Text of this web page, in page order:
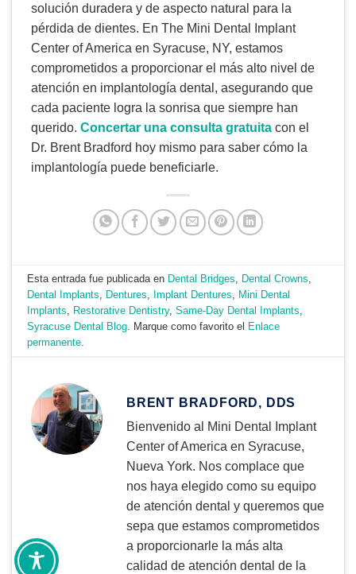
solución duradera y de aspecto natural para la
pérdida de dientes. En The Mini Dental Implant
Center of America en Syracuse, NY, estamos
comprometidos a proporcionar el más alto nivel de
atención en implantología dental, asegurando que
cada paciente logra la sonrisa que siempre han
querido. Concertar una consulta gratuita con el
Dr. Brent Bradford hoy mismo para saber cómo la
implantología puede beneficiarle.
Esta entrada fue publicada en Dental Bridges Dental Crowns
Dental Implants
Dentures Implant Dentures
Mini Dental
Implants
Restorative Dentistry,Same-Day Dental Implants
Syracuse Dental Blog . Marque como favorito el Enlace
permanente
BRENT BRADFORD, DDS
Bienvenido al Mini Dental Implant
Center of America en Syracuse,
Nueva York. Nos complace que
nos haya elegido como su equipo
de atención dental y queremos que
sepa que estamos comprometidos
a proporcionarle la más alta
calidad de atención dental de la